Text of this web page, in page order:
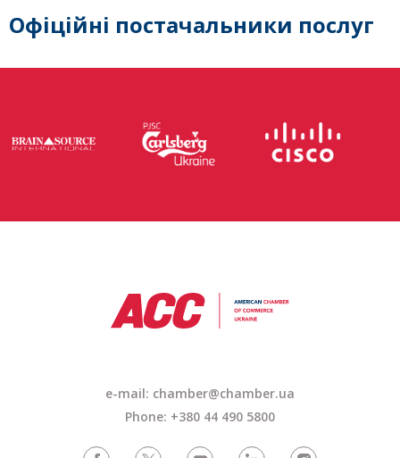
Офіційні постачальники послуг
e-mail: chamber@chamber.ua
Phone: +380 44 490 5800